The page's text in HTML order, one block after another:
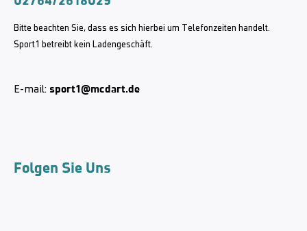
Bitte beachten Sie, dass es sich hierbei um Telefonzeiten handelt.
Sport1 betreibt kein Ladengeschäft.
E-mail: sport1@mcdart.de
Folgen Sie Uns